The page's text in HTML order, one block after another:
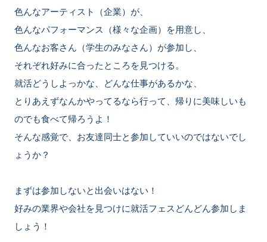
色んなアーティスト（企業）が、
色んなパフォーマンス（様々な企画）を用意し、
色んなお客さん（学生のみなさん）が参加し、
それぞれ好みに合ったところを見つける。
就活どうしよっかな、どんな仕事があるかな、
とりあえずなんかやってるなら行って、帰りに美味しいも
のでも食べて帰ろうよ！
そんな感覚で、お友達同士と参加していいのではないでし
ょうか？
まずは参加しないと出会いはない！
好みの業界や会社を見つけに就活フェスどんどん参加しま
しょう！